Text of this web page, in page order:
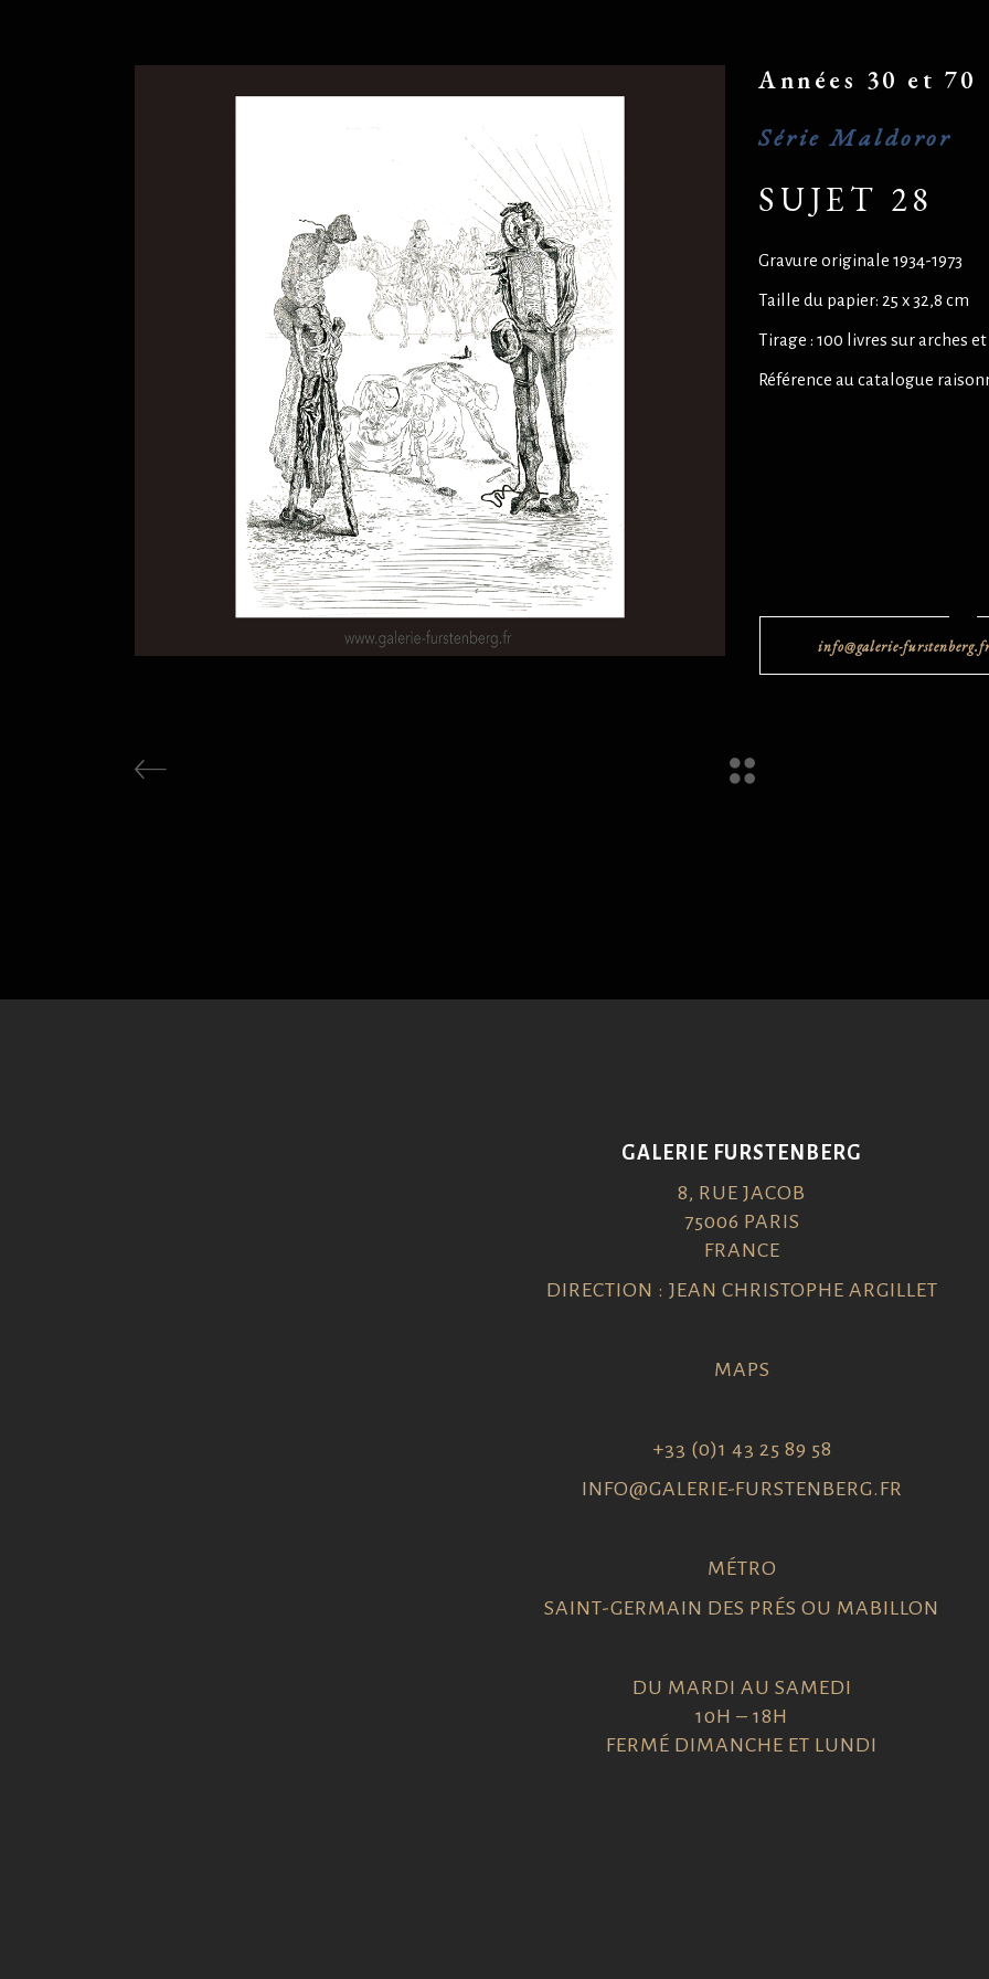
Années 30 et 70
Série Maldoror
SUJET 28
Gravure originale 1934-1973
Taille du papier: 25 x 32,8 cm
Tirage : 100 livres sur arches
Référence au catalogue
info@galerie-
GALERIE FURSTENBERG
8, RUE JACOB
75006 PARIS
FRANCE
DIRECTION : JEAN CHRISTOPHE ARGILLET
MAPS
+33 (0)1 43 25 89 58
INFO@GALERIE-FURSTENBERG.FR
MÉTRO
SAINT-GERMAIN DES PRÉS OU MABILLON
DU MARDI AU SAMEDI
10H – 18H
FERMÉ DIMANCHE ET LUNDI